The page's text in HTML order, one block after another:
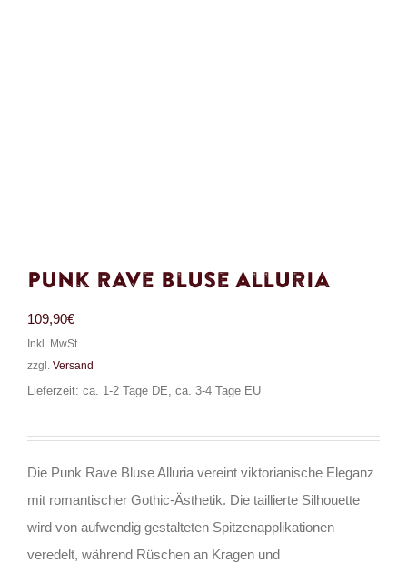
Punk Rave Bluse Alluria
109,90€
Inkl. MwSt.
zzgl. Versand
Lieferzeit: ca. 1-2 Tage DE, ca. 3-4 Tage EU
Die Punk Rave Bluse Alluria vereint viktorianische Eleganz
mit romantischer Gothic-Ästhetik. Die taillierte Silhouette
wird von aufwendig gestalteten Spitzenapplikationen
veredelt, während Rüschen an Kragen und